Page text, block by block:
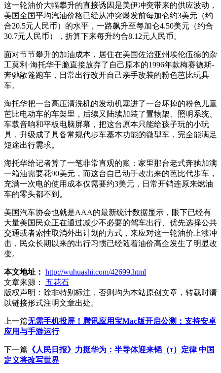
这一轮油价大幅攀升的直接诱因是美伊冲突带来的供应波动，
美国全国平均汽油价格已经从冲突爆发前每加仑约3美元（约
合20.5元人民币）的水平，一路飙升至每加仑4.50美元（约合
30.7元人民币），折算下来每升约合8.12元人民币。
面对节节攀升的加油成本，居住在美国佐治亚州埃伦伍德的杂
工莫利·海托华干脆直接放弃了自己原本的1996年款梅赛德斯-
奔驰敞篷跑车，日常出行改开自己亲手改装的粉色芭比玩具
车。
海托华把一台高压清洗机的发动机塞进了一台坏掉的粉色儿童
芭比电动车的车架里，后续又陆续加装了置物架、照明系统、
车载音响和平板电脑屏幕，把这台原本只能给孩子玩的小玩
具，升级成了具备常规代步车基本功能的微型车，完全能满足
短途出行需求。
海托华给记者算了一笔非常直观的账：家里那台老式奔驰加满
一箱油需要花90美元，而这台自己动手改出来的芭比代步车，
充满一次电的使用成本仅需要约3美元，日常开销连原来燃油
车的零头都不到。
美国汽车协会也就是AAA的最新统计数据显示，眼下已经有
大量美国民众正在通过减少不必要的驾车出行、优先选择公共
交通或者索性取消外出计划的方式，来应对这一轮油价上涨冲
击，民众长期以来的出行习惯已经随着油价高企发生了明显改
变。
本文地址： http://wuhuashi.com/42699.html
文章来源：
五花石
版权声明： 除非特别标注，否则均为本站原创文章，转载时请
以链接形式注明文章出处。
上一篇无需手机投屏！腾讯应用宝Mac版开启公测：支持安卓
应用与手游运行
下一篇 《人民日报》力挺华为：半导体迎来韬（τ）定律 中国
定义将改写世界